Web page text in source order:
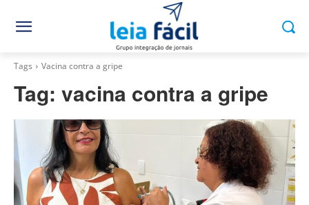
Tags Vacina contra a gripe
Tag: vacina contra a gripe